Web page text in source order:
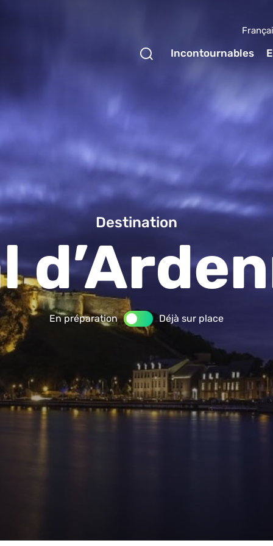
Ouvrir le formulaire
Incontournables
Destination
En préparation Déjà sur place